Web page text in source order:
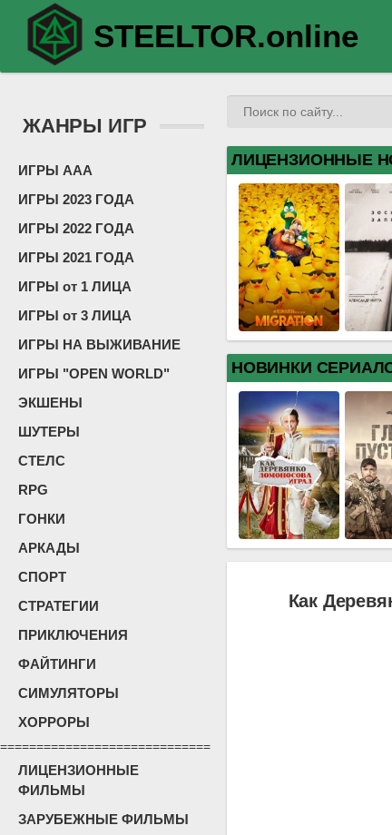
STEELTOR.online
ЖАНРЫ ИГР
ИГРЫ ААА
ИГРЫ 2023 ГОДА
ИГРЫ 2022 ГОДА
ИГРЫ 2021 ГОДА
ИГРЫ от 1 ЛИЦА
ИГРЫ от 3 ЛИЦА
ИГРЫ НА ВЫЖИВАНИЕ
ИГРЫ "OPEN WORLD"
ЭКШЕНЫ
ШУТЕРЫ
СТЕЛС
RPG
ГОНКИ
АРКАДЫ
СПОРТ
СТРАТЕГИИ
ПРИКЛЮЧЕНИЯ
ФАЙТИНГИ
СИМУЛЯТОРЫ
ХОРРОРЫ
=============================
ЛИЦЕНЗИОННЫЕ
ФИЛЬМЫ
ЗАРУБЕЖНЫЕ ФИЛЬМЫ
ЛИЦЕНЗИОННЫЕ
НОВИНКИ
Как